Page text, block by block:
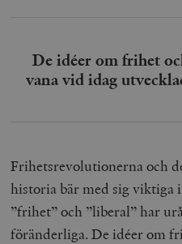
De idéer om frihet
vana vid idag
Frihetsrevolutionerna och
historia bär med sig viktiga
”frihet” och ”liberal” har
föränderliga. De idéer om